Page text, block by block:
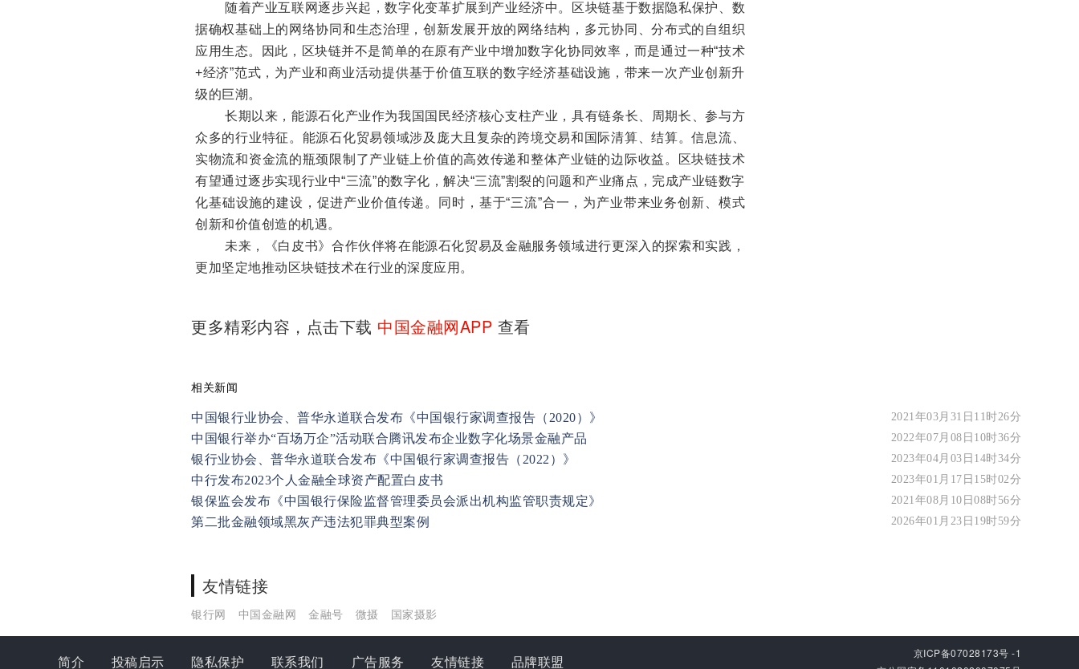
随着产业互联网逐步兴起，数字化变革扩展到产业经济中。区块链基于数据隐私保护、数
据确权基础上的网络协同和生态治理，创新发展开放的网络结构，多元协同、分布式的自组织
应用生态。因此，区块链并不是简单的在原有产业中增加数字化协同效率，而是通过一种“技术
+经济”范式，为产业和商业活动提供基于价值互联的数字经济基础设施，带来一次产业创新升
级的巨潮。
长期以来，能源石化产业作为我国国民经济核心支柱产业，具有链条长、周期长、参与方
众多的行业特征。能源石化贸易领域涉及庞大且复杂的跨境交易和国际清算、结算。信息流、
实物流和资金流的瓶颈限制了产业链上价值的高效传递和整体产业链的边际收益。区块链技术
有望通过逐步实现行业中“三流”的数字化，解决“三流”割裂的问题和产业痛点，完成产业链数字
化基础设施的建设，促进产业价值传递。同时，基于“三流”合一，为产业带来业务创新、模式
创新和价值创造的机遇。
未来，《白皮书》合作伙伴将在能源石化贸易及金融服务领域进行更深入的探索和实践，
更加坚定地推动区块链技术在行业的深度应用。
更多精彩内容，点击下载 中国金融网APP 查看
相关新闻
中国银行业协会、普华永道联合发布《中国银行家调查报告（2020）》 2021年03月31日11时26分
中国银行举办“百场万企”活动联合腾讯发布企业数字化场景金融产品 2022年07月08日10时36分
银行业协会、普华永道联合发布《中国银行家调查报告（2022）》 2023年04月03日14时34分
中行发布2023个人金融全球资产配置白皮书 2023年01月17日15时02分
银保监会发布《中国银行保险监督管理委员会派出机构监管职责规定》 2021年08月10日08时56分
第二批金融领域黑灰产违法犯罪典型案例 2026年01月23日19时59分
友情链接
银行网 中国金融网 金融号 微摄 国家摄影
简介 投稿启示 隐私保护 联系我们 广告服务 友情链接 品牌联盟
京ICP备07028173号 -1